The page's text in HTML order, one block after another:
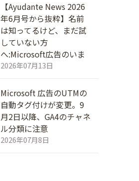
【Ayudante News 2026
年6月号から抜粋】名前
は知ってるけど、まだ試
していない方
へ:Microsoft広告のいま
2026年07月13日
Microsoft 広告のUTMの
自動タグ付けが変更。9
月2日以降、GA4のチャネ
ル分類に注意
2026年07月8日